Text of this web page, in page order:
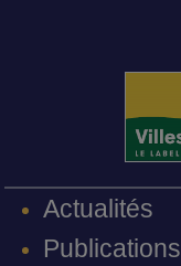
Actualités
Publications